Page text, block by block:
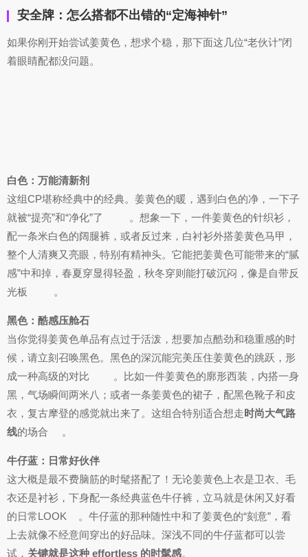
安全牌：怎么搭都不出错的“定海神针”
如果你刚开始尝试姜黄色，想求个稳，那下面这几位“老伙计”闭
着眼睛配都没问题。
白色：万能清新剂
这组CP堪称经典中的经典。姜黄色的暖，遇到白色的净，一下子
就被“提亮”和“净化”了
。想象一下，一件姜黄色的针织衫，
配一条米白色的阔腿裤，或者反过来，白衬衫外搭姜黄色马甲，
整个人清爽又亮眼，特别有精神头。它能把姜黄色可能带来的“腻
感”中和掉，春夏穿显得轻盈，秋冬穿则能打破沉闷，像是自带反
光板
。
黑色：酷感压舱石
当你觉得姜黄色单品有点过于活泼，想要加点酷劲和稳重感的时
候，请立刻召唤黑色。黑色的深沉能完美压住姜黄色的跳跃，形
成一种高级的对比
。比如一件姜黄色的廓形西装，内搭一身
黑，气场瞬间两米八；或者一条姜黄色的裙子，配黑色靴子和皮
衣，复古摩登的感觉就出来了。这组合特别适合想走时尚大气路
线的场合 。
牛仔蓝：日常好伙伴
这大概是最不费脑筋的时髦搭配了！无论姜黄色上衣是卫衣、毛
衣还是衬衫，下身配一条经典蓝色牛仔裤，立马就是休闲又好看
的日常LOOK
。牛仔蓝的那种随性中和了姜黄色的“刻意”，看
上去就像不经意间穿出的好品味。深浅不同的牛仔蓝都可以尝
试， 关键就是这种 effortless 的时髦感。